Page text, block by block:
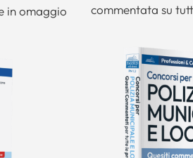
in omaggio
commentata su